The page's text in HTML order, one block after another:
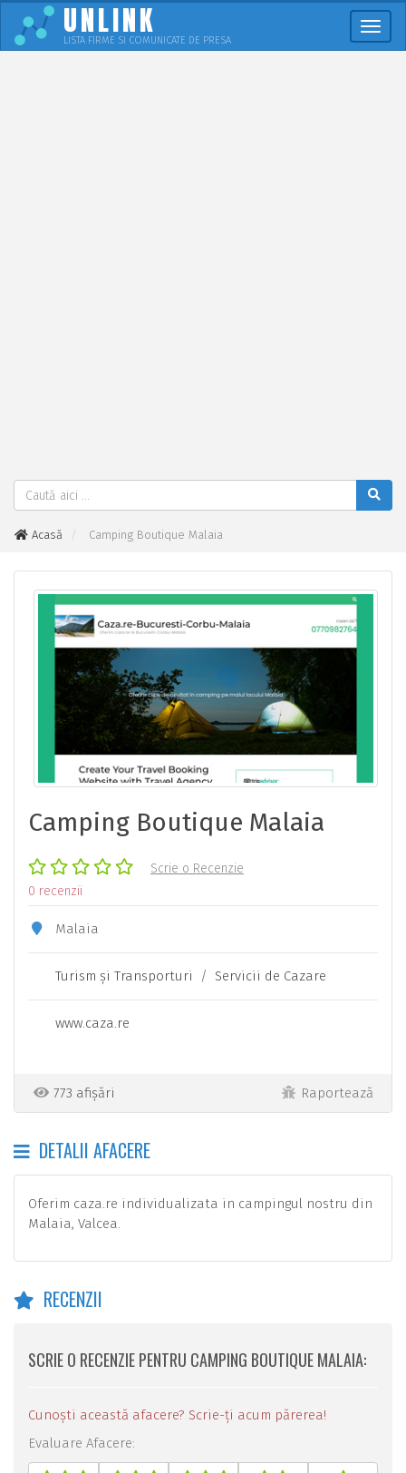
UNLINK
LISTA FIRME SI COMUNICATE DE PRESA
Acasă Camping Boutique Malaia
Camping Boutique Malaia
Scrie o Recenzie
0 recenzii
Malaia
Turism şi Transporturi / Servicii de Cazare
www.caza.re
773 afișări Raportează
DETALII AFACERE
Oferim caza.re individualizata in campingul nostru din
Malaia, Valcea.
RECENZII
SCRIE O RECENZIE PENTRU CAMPING BOUTIQUE MALAIA:
Cunoști această afacere? Scrie-ți acum părerea!
Evaluare Afacere: